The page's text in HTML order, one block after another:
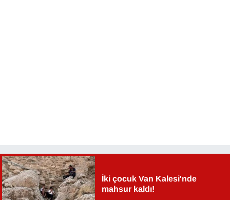
İki çocuk Van Kalesi'nde
mahsur kaldı!